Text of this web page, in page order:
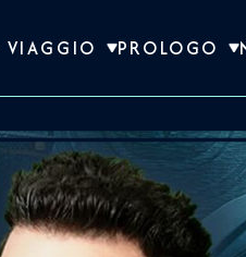
PROLOGO